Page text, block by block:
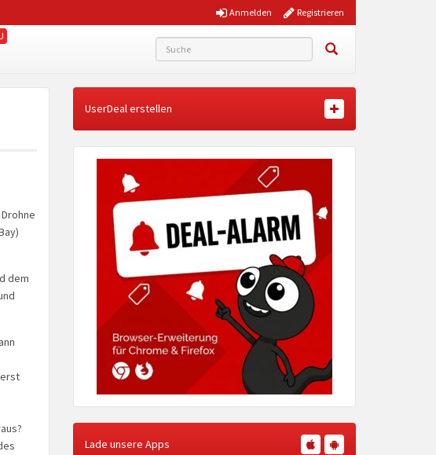
Registrieren
Anmelden
dem
UserDeal erstellen
Lade unsere Apps